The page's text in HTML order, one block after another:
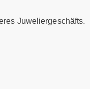
Juweliergeschäfts.